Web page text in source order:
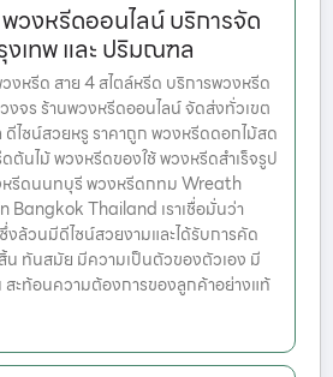
วงหรีดออนไลน์ บริการจัด
เทพ และ ปริมณฑล
หรีด สาย 4 สไตล์หรีด บริการพวงหรีด
จร ร้านพวงหรีดออนไลน์ จัดส่งทั่วเขต
ไซน์สวยหรู ราคาถูก พวงหรีดดอกไม้สด
นไม้ พวงหรีดของใช้ พวงหรีดสำเร็จรูป
รีดนนทบุรี พวงหรีดกทม Wreath
Thailand เราเชื่อมั่นว่า
งล้วนมีดีไซน์สวยงามและได้รับการคัด
ทันสมัย มีความเป็นตัวของตัวเอง มี
ะท้อนความต้องการของลูกค้าอย่างแท้